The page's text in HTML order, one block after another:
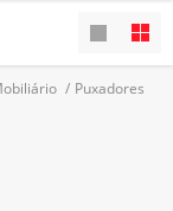
/ Puxadores